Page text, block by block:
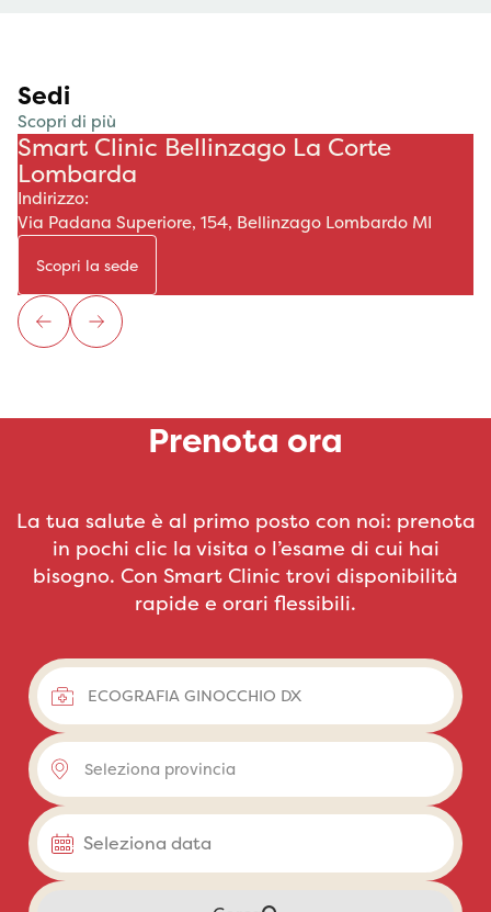
Sedi
Scopri di più
Smart Clinic Bellinzago La Corte
Lombarda
Indirizzo:
Via Padana Superiore, 154, Bellinzago Lombardo MI
Scopri la sede